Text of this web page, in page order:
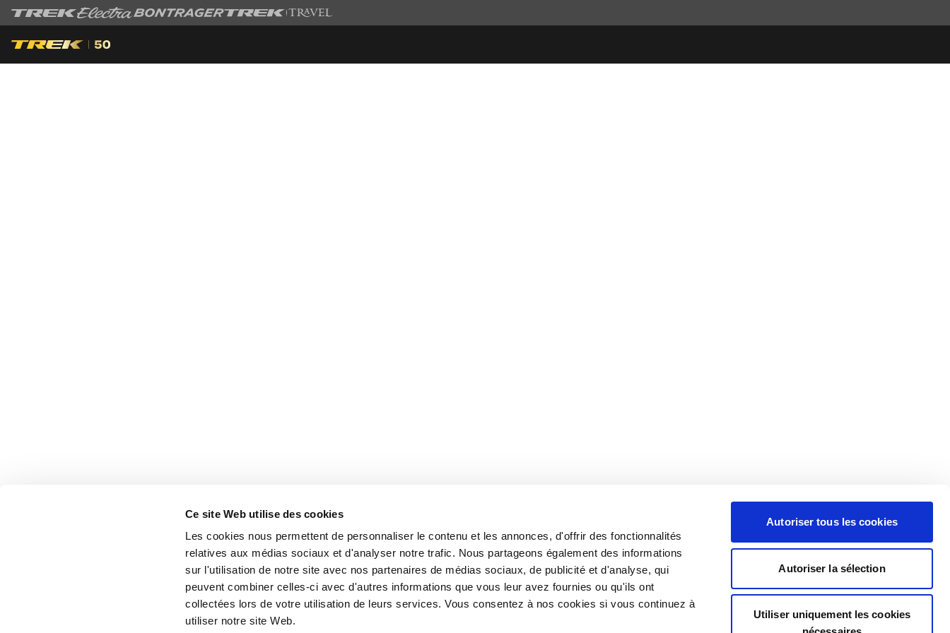
Ce site Web utilise des cookies
Les cookies nous permettent de personnaliser le contenu et les annonces, d'offrir des fonctionnalités
relatives aux médias sociaux et d'analyser notre trafic. Nous partageons également des informations
sur l'utilisation de notre site avec nos partenaires de médias sociaux, de publicité et d'analyse, qui
peuvent combiner celles-ci avec d'autres informations que vous leur avez fournies ou qu'ils ont
collectées lors de votre utilisation de leurs services. Vous consentez à nos cookies si vous continuez à
utiliser notre site Web.
Autoriser tous les cookies
Autoriser la sélection
Utiliser uniquement les cookies